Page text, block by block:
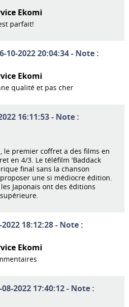
Ekomi
parfait!
10-2022 20:04:34 - Note :
Ekomi
qualité et pas cher
16:11:53 - Note :
le premier coffret a des films en
en 4/3. Le téléfilm 'Baddack
final sans la chanson
une si médiocre édition.
Japonais ont des éditions
18:12:28 - Note :
Ekomi
2022 17:40:12 - Note :